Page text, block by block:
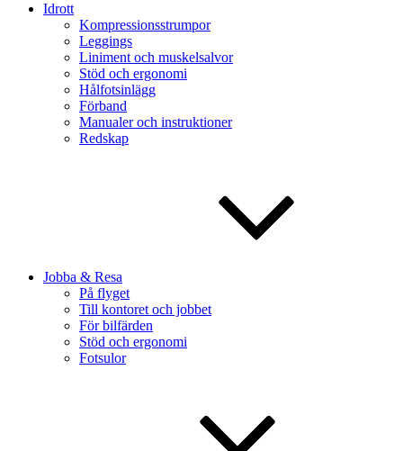
Idrott
Kompressionsstrumpor
Leggings
Liniment och muskelsalvor
Stöd och ergonomi
Hålfotsinlägg
Förband
Manualer och instruktioner
Redskap
Jobba & Resa
På flyget
Till kontoret och jobbet
För bilfärden
Stöd och ergonomi
Fotsulor